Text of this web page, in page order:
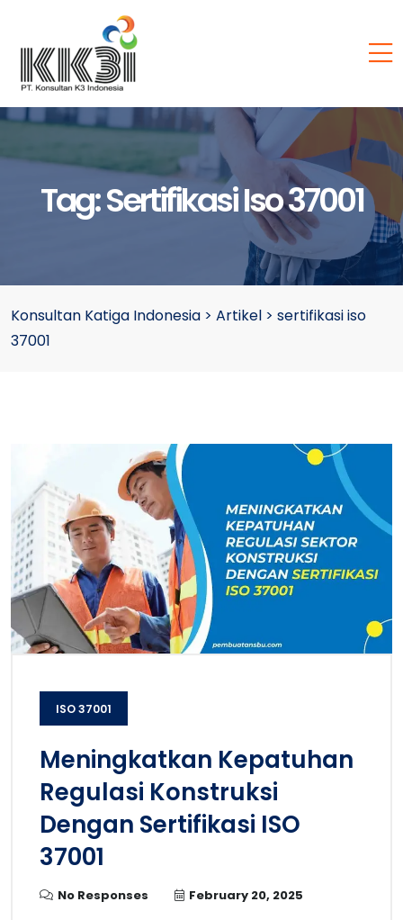
Tag:Sertifikasi Iso 37001
Konsultan Katiga Indonesia > Artikel > sertifikasi iso
37001
ISO 37001
Meningkatkan Kepatuhan
Regulasi Konstruksi
Dengan Sertifikasi ISO
37001
No Responses February 20, 2025